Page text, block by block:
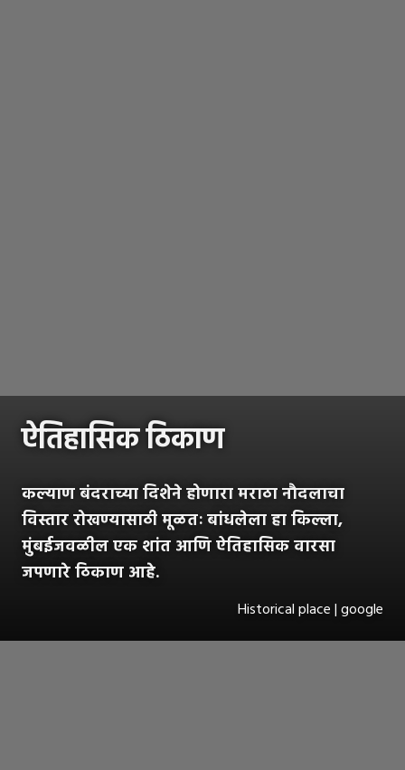
ऐतिहासिक ठिकाण
कल्याण बंदराच्या दिशेने होणारा मराठा नौदलाचा
विस्तार रोखण्यासाठी मूळतः बांधलेला हा किल्ला,
मुंबईजवळील एक शांत आणि ऐतिहासिक वारसा
जपणारे ठिकाण आहे.
Historical place | google